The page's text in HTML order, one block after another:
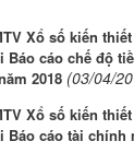
Xổ số kiến
Báo cáo chế độ
2018 (03/04/
Xổ số kiến
cáo tài chính